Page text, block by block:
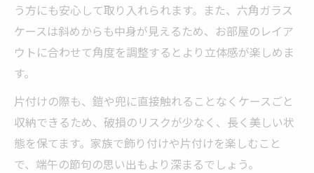
う方にも安心して取り入れられます。また、六角ガラス
ケースは斜めからも中身が見えるため、お部屋のレイア
ウトに合わせて角度を調整するとより立体感が楽しめま
す。
片付けの際も、鎧や兜に直接触れることなくケースごと
収納できるため、破損のリスクが少なく、長く美しい状
態を保てます。家族で飾り付けや片付けを楽しむこと
で、端午の節句の思い出もより深まるでしょう。